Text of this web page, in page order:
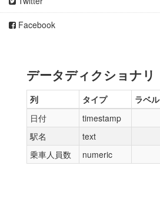
Facebook
データディクショナリ
列 タイプ ラベル
日付
timestamp
駅名
text
乗車人員数
numeric